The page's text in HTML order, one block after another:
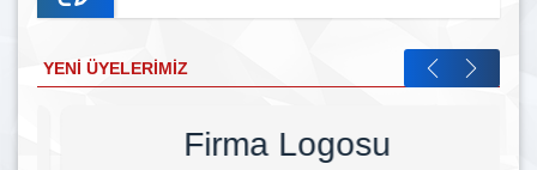
YENI ÜYELERIMIZ
Firma Logosu